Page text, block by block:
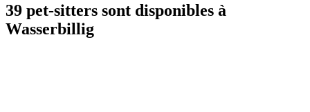
39 pet-sitters sont disponibles à
Wasserbillig